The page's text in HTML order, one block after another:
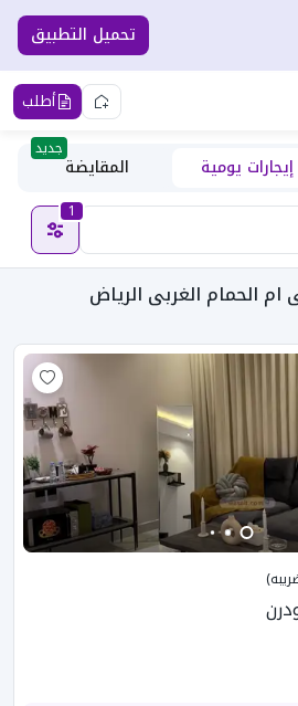
تحميل التطبيق
أطلب
إيجارات يومية المقايضة
جديد
1
الحمام الغربى الرياض